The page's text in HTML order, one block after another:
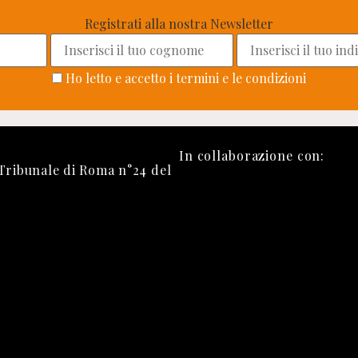
Registrati alla nostra Newsletter
Ho letto e accetto i termini e le condizioni
di Roma n°24 del
In collaborazione con: